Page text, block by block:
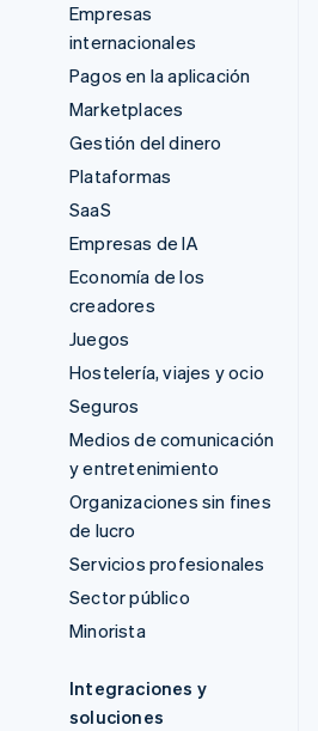
Empresas
internacionales
Pagos en la aplicación
Marketplaces
Gestión del dinero
Plataformas
SaaS
Empresas de IA
Economía de los
creadores
Juegos
Hostelería, viajes y ocio
Seguros
Medios de comunicación
y entretenimiento
Organizaciones sin fines
de lucro
Servicios profesionales
Sector público
Minorista
Integraciones y
soluciones